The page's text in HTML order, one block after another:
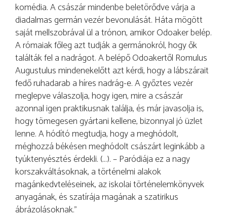
komédia. A császár mindenbe beletörődve várja a
diadalmas germán vezér bevonulását. Háta mögött
saját mellszobrával ül a trónon, amikor Odoaker belép.
A rómaiak főleg azt tudják a germánokról, hogy ők
találták fel a nadrágot. A belépő Odoakertől Romulus
Augustulus mindenekelőtt azt kérdi, hogy a lábszárait
fedő ruhadarab a híres nadrág-e. A győztes vezér
meglepve válaszolja, hogy igen, mire a császár
azonnal igen praktikusnak találja, és már javasolja is,
hogy tömegesen gyártani kellene, bizonnyal jó üzlet
lenne. A hódító megtudja, hogy a meghódolt,
méghozzá békésen meghódolt császárt leginkább a
tyúktenyésztés érdekli. (…). – Paródiája ez a nagy
korszakváltásoknak, a történelmi alakok
magánkedvteléseinek, az iskolai történelemkönyvek
anyagának, és szatírája magának a szatirikus
ábrázolásoknak.”